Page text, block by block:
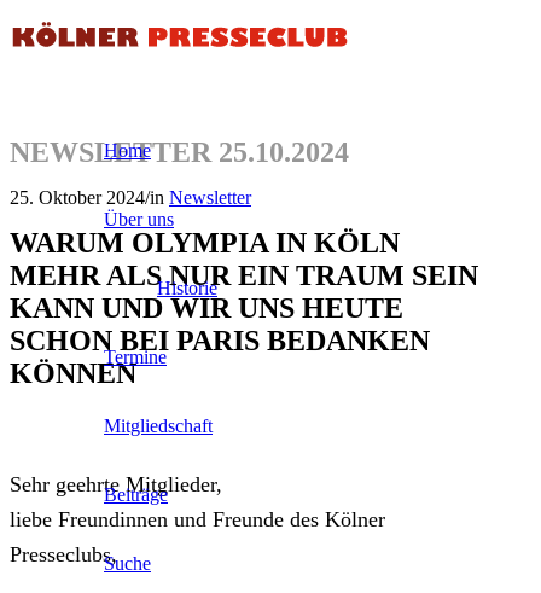
Home
Über uns
Historie
Termine
Mitgliedschaft
Beiträge
Suche
NEWSLETTER 25.10.2024
25. Oktober 2024/in Newsletter
WARUM OLYMPIA IN KÖLN
MEHR ALS NUR EIN TRAUM SEIN
KANN UND WIR UNS HEUTE
SCHON BEI PARIS BEDANKEN
KÖNNEN
Sehr geehrte Mitglieder,
liebe Freundinnen und Freunde des Kölner
Presseclubs,